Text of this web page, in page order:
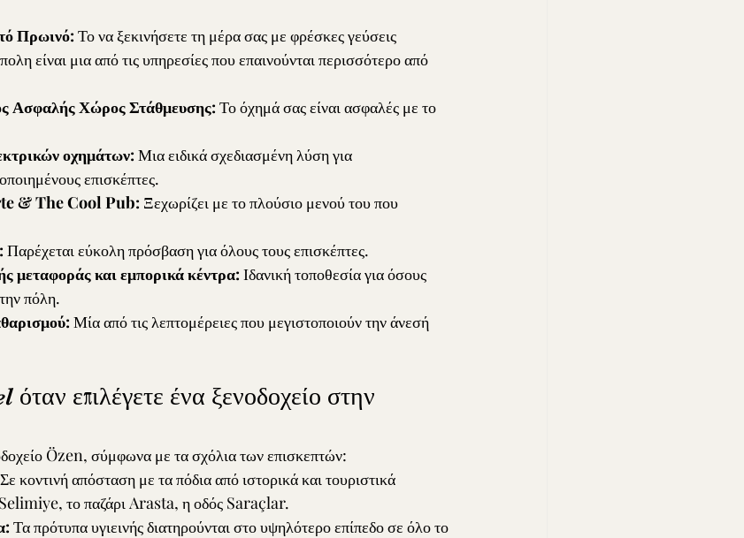
Πρωινό: Το να ξεκινήσετε τη μέρα σας με φρέσκες γεύσεις
είναι μια από τις υπηρεσίες που επαινούνται περισσότερο από
Ασφαλής Χώρος Στάθμευσης: Το όχημά σας είναι ασφαλές με το
οχημάτων: Μια ειδικά σχεδιασμένη λύση για
επισκέπτες.
& The Cool Pub: Ξεχωρίζει με το πλούσιο μενού του που
Παρέχεται εύκολη πρόσβαση για όλους τους επισκέπτες.
μεταφοράς και εμπορικά κέντρα: Ιδανική τοποθεσία για όσους
πόλη.
Μία από τις λεπτομέρειες που μεγιστοποιούν την άνεσή
επιλέγετε ένα ξενοδοχείο στην
Özen, σύμφωνα με τα σχόλια των επισκεπτών:
Σε κοντινή απόσταση με τα πόδια από ιστορικά και τουριστικά
το παζάρι Arasta, η οδός Saraçlar.
Τα πρότυπα υγιεινής διατηρούνται στο υψηλότερο επίπεδο σε όλο το